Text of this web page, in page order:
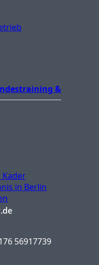
&
in Berlin
56917739